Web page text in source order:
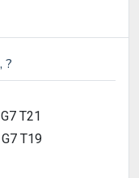
?
G7 T21
G7 T19